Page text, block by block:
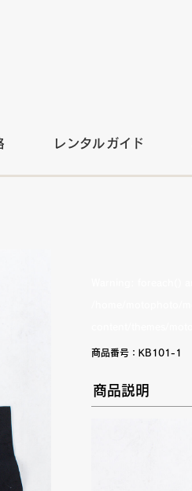
レンタルガイド
商品番号： KB101-1
商品説明